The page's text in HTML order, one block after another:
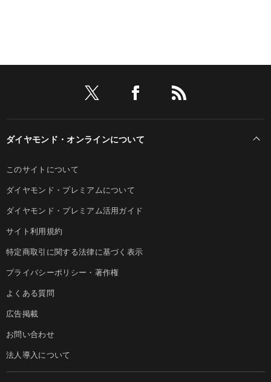
ダイヤモンド・オンラインについて
このサイトについて
ダイヤモンド・プレミアムについて
ダイヤモンド・プレミアム活用ガイド
サイト利用規約
特定商取引に関する法律に基づく表示
プライバシーポリシー・著作権
よくある質問
広告掲載
お問い合わせ
法人導入について